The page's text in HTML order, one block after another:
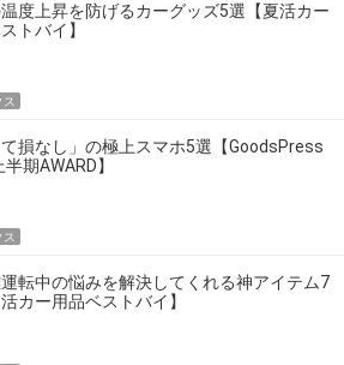
度上昇を防げるカーグッズ5選【夏活カー
トバイ】
ス
て損なし」の極上スマホ5選【GoodsPress
期AWARD】
ス
転中の悩みを解決してくれる神アイテム7
カー用品ベストバイ】